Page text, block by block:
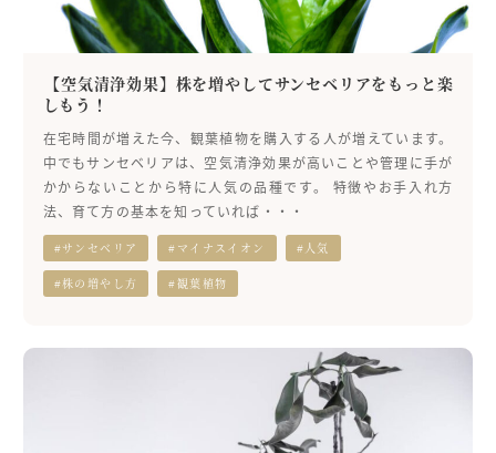
【空気清浄効果】株を増やしてサンセベリアをもっと楽
しもう！
在宅時間が増えた今、観葉植物を購入する人が増えています。
中でもサンセベリアは、空気清浄効果が高いことや管理に手が
かからないことから特に人気の品種です。 特徴やお手入れ方
法、育て方の基本を知っていれば・・・
#サンセベリア #マイナスイオン #人気
#株の増やし方 #観葉植物